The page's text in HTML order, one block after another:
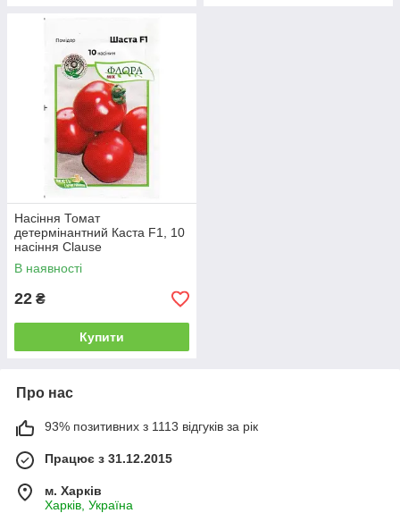
Насіння Томат
детермінантний Каста F1, 10
насіння Clause
В наявності
22 ₴
Купити
Про нас
93% позитивних з 1113 відгуків за рік
Працює з 31.12.2015
м. Харків
Харків, Україна